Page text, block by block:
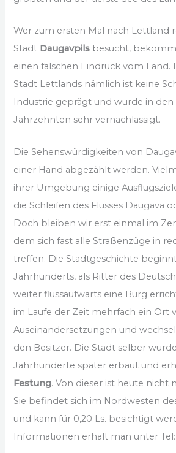
Wer zum ersten Mal nach Lettland
Stadt Daugavpils besucht,
einen falschen Eindruck vom
Stadt Lettlands nämlich ist keine
Industrie geprägt und wurde in
Jahrzehnten sehr vernachlässigt.
Die Sehenswürdigkeiten von
einer Hand abgezählt werden.
ihrer Umgebung einige
die Schleifen des Flusses Daugava
Doch bleiben wir erst einmal im
dem sich fast alle Straßenzüge in
treffen. Die Stadtgeschichte beginnt
Jahrhunderts, als Ritter des
weiter flussaufwärts eine Burg
im Laufe der Zeit mehrfach ein Ort
Auseinandersetzungen und
den Besitzer. Die Stadt selber
Jahrhunderte später erbaut und
Festung. Von dieser ist heute nicht
Sie befindet sich im Nordwesten
und kann für 0,20 Ls. besichtigt
Informationen erhält man unter Tel: